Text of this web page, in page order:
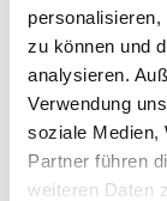
zu können und
analysieren.
Verwendung
soziale Medien,
Partner führen
weiteren Daten